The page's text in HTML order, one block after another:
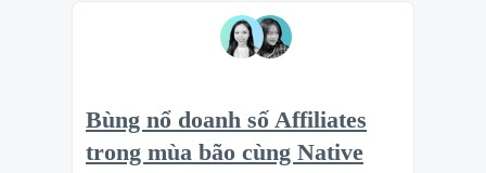
Bùng nổ doanh số Affiliates
trong mùa bão cùng Native